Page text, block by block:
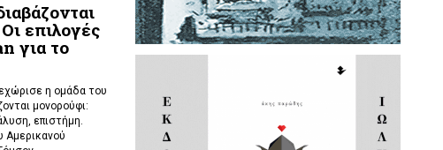
επιλογές
για το
η ομάδα του
μονορούφι:
επιστήμη.
Αμερικανού